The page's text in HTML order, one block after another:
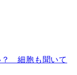
？ 細胞も聞いて